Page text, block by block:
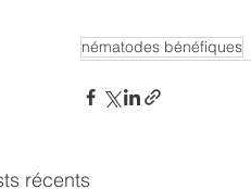
nématodes bénéfiques
récents